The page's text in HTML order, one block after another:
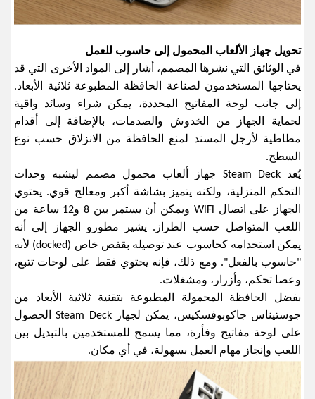
تحويل جهاز الألعاب المحمول إلى حاسوب للعمل
في الوثائق التي نشرها المصمم، أشار إلى المواد الأخرى التي قد
يحتاجها المستخدمون لصناعة الحافظة المطبوعة ثلاثية الأبعاد.
إلى جانب لوحة المفاتيح المحددة، يمكن شراء وسائد واقية
لحماية الجهاز من الخدوش والصدمات، بالإضافة إلى أقدام
مطاطية لأرجل المسند لمنع الحافظة من الانزلاق حسب نوع
السطح.
يُعدSteam Deck
جهاز ألعاب محمول مصمم ليشبه وحدات
التحكم المنزلية، ولكنه يتميز بشاشة أكبر ومعالج قوي. يحتوي
الجهاز على اتصال
ويمكن أن يستمر بين 8 و12 ساعة من
اللعب المتواصل حسب الطراز. يشير مطورو الجهاز إلى أنه
يمكن استخدامه كحاسوب عند توصيله بقفص خاص (docked)
لأنه
"حاسوب بالفعل". ومع ذلك، فإنه يحتوي فقط على لوحات تتبع،
وعصا تحكم، وأزرار، ومشغلات.
بفضل الحافظة المحمولة المطبوعة بتقنية ثلاثية الأبعاد من
جوستيناس جاكوبوفسكيس، يمكن لجهازSteam Deck الحصول
على لوحة مفاتيح وفأرة، مما يسمح للمستخدمين بالتبديل بين
اللعب وإنجاز مهام العمل بسهولة، في أي مكان.